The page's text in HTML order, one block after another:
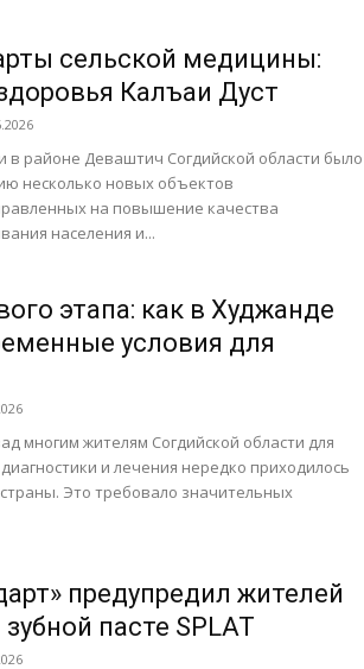
сельской медицины:
Калъаи Дуст
в районе Деваштич Согдийской области было
несколько новых объектов
на повышение качества
населения и...
этапа: как в Худжанде
условия для
многим жителям Согдийской области для
и лечения нередко приходилось
Это требовало значительных
предупредил жителей
пасте SPLAT